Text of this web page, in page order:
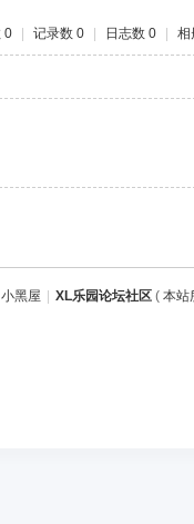
0 记录数 0 日志数 0 相
小黑屋 XL乐园论坛社区 ( 本站